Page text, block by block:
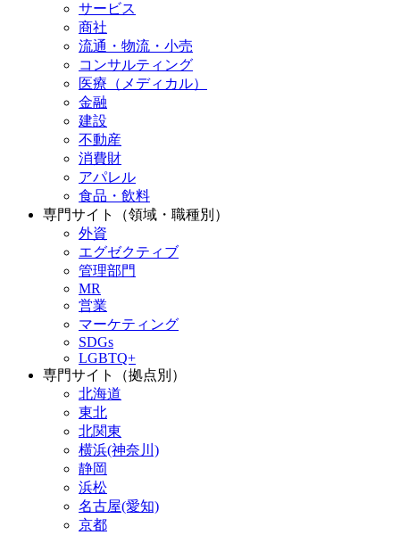
サービス
商社
流通・物流・小売
コンサルティング
医療（メディカル）
金融
建設
不動産
消費財
アパレル
食品・飲料
専門サイト（領域・職種別）
外資
エグゼクティブ
管理部門
MR
営業
マーケティング
SDGs
LGBTQ+
専門サイト（拠点別）
北海道
東北
北関東
横浜(神奈川)
静岡
浜松
名古屋(愛知)
京都